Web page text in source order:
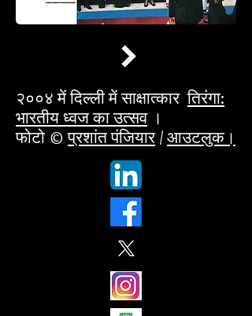
२००४ में दिल्ली में साक्षात्कार तिरंगा:
भारतीय ध्वज का उत्सव।
फोटो ©प्रशांत पंजियार/ आउटलुक।